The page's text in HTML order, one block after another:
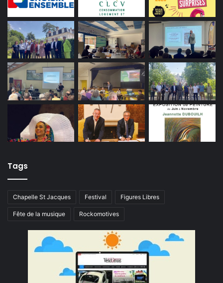
Tags
Chapelle St Jacques Festival Figures Libres
Fête de la musique Rockomotives